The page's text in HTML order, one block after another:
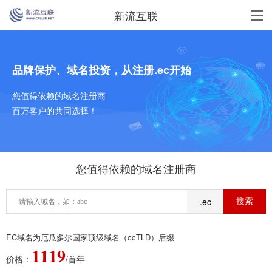
新流互联
品牌保护、域名投资，从注册.ec开始
您值得依赖的域名注册商
百万客户的共同选择！
您值得依赖的域名注册商
.ec
EC域名为厄瓜多尔国家顶级域名（ccTLD）后缀
价格： 1119/首年